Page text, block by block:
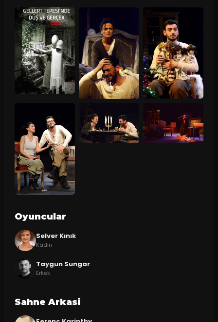
Oyuncular
Selver Kınık
Kadın
Taygun Sungar
Erkek
Sahne Arkasi